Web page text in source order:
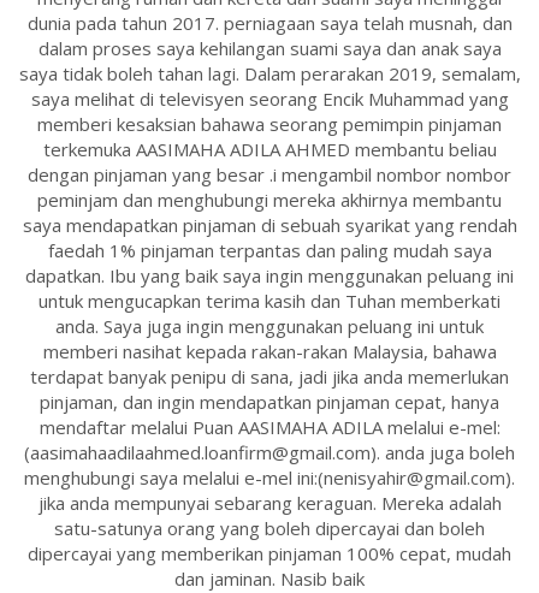
dunia pada tahun 2017. perniagaan saya telah musnah, dan
dalam proses saya kehilangan suami saya dan anak saya
saya tidak boleh tahan lagi. Dalam perarakan 2019, semalam,
saya melihat di televisyen seorang Encik Muhammad yang
memberi kesaksian bahawa seorang pemimpin pinjaman
terkemuka AASIMAHA ADILA AHMED membantu beliau
dengan pinjaman yang besar .i mengambil nombor nombor
peminjam dan menghubungi mereka akhirnya membantu
saya mendapatkan pinjaman di sebuah syarikat yang rendah
faedah 1% pinjaman terpantas dan paling mudah saya
dapatkan. Ibu yang baik saya ingin menggunakan peluang ini
untuk mengucapkan terima kasih dan Tuhan memberkati
anda. Saya juga ingin menggunakan peluang ini untuk
memberi nasihat kepada rakan-rakan Malaysia, bahawa
terdapat banyak penipu di sana, jadi jika anda memerlukan
pinjaman, dan ingin mendapatkan pinjaman cepat, hanya
mendaftar melalui Puan AASIMAHA ADILA melalui e-mel:
(aasimahaadilaahmed.loanfirm@gmail.com). anda juga boleh
menghubungi saya melalui e-mel ini:(nenisyahir@gmail.com).
jika anda mempunyai sebarang keraguan. Mereka adalah
satu-satunya orang yang boleh dipercayai dan boleh
dipercayai yang memberikan pinjaman 100% cepat, mudah
dan jaminan. Nasib baik